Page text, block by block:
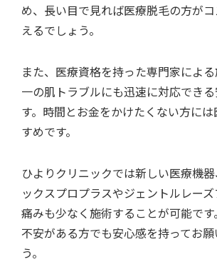
め、長い目で見れば医療脱毛の方が
えるでしょう。
また、医療資格を持った専門家によ
一の肌トラブルにも迅速に対応でき
す。時間とお金をかけたくない方に
すめです。
ひよりクリニックでは新しい医療機
ックスプロプラスやジェントルレーズ
痛みも少なく施術することが可能で
不安がある方でも安心感を持ってお
う。